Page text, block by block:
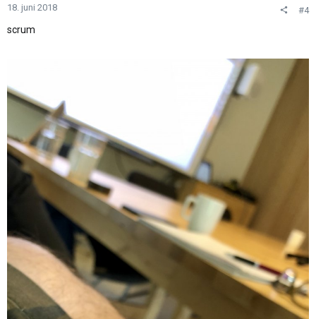
n
r
18. juni 2018 #4
scrum